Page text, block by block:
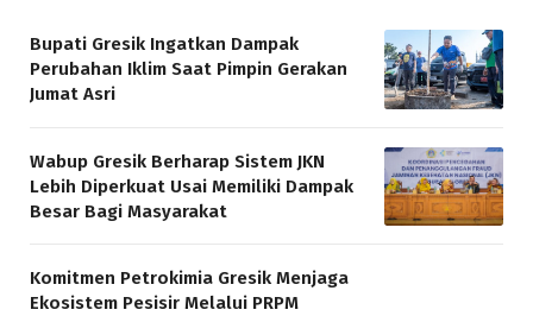
Bupati Gresik Ingatkan Dampak
Perubahan Iklim Saat Pimpin Gerakan
Jumat Asri
Wabup Gresik Berharap Sistem JKN
Lebih Diperkuat Usai Memiliki Dampak
Besar Bagi Masyarakat
Komitmen Petrokimia Gresik Menjaga
Ekosistem Pesisir Melalui PRPM